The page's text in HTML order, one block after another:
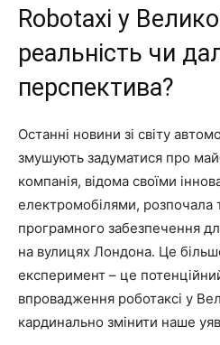
Robotaxi у
реальність чи
перспектива?
Останні новини зі світу
змушують задуматися про
компанія, відома своїми
електромобілями, розпочала
програмного забезпечення
на вулицях Лондона. Це
експеримент – це
впровадження роботаксі у
кардинально змінити наше